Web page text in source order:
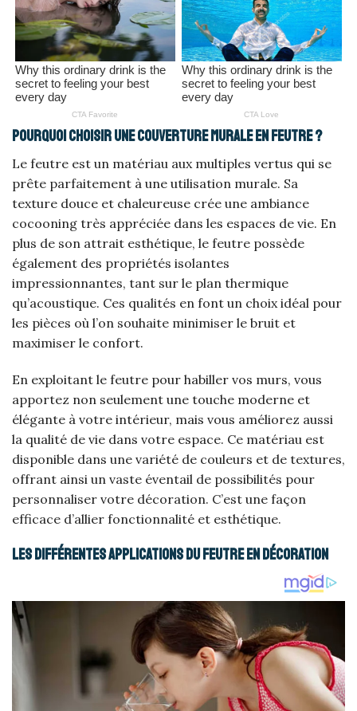
Pourquoi choisir une couverture murale en feutre ?
Le feutre est un matériau aux multiples vertus qui se
prête parfaitement à une utilisation murale. Sa
texture douce et chaleureuse crée une ambiance
cocooning très appréciée dans les espaces de vie. En
plus de son attrait esthétique, le feutre possède
également des propriétés isolantes
impressionnantes, tant sur le plan thermique
qu’acoustique. Ces qualités en font un choix idéal pour
les pièces où l’on souhaite minimiser le bruit et
maximiser le confort.
En exploitant le feutre pour habiller vos murs, vous
apportez non seulement une touche moderne et
élégante à votre intérieur, mais vous améliorez aussi
la qualité de vie dans votre espace. Ce matériau est
disponible dans une variété de couleurs et de textures,
offrant ainsi un vaste éventail de possibilités pour
personnaliser votre décoration. C’est une façon
efficace d’allier fonctionnalité et esthétique.
Les différentes applications du feutre en décoration